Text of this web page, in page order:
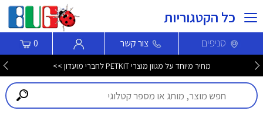
כל הקטגוריות
סניפים צור קשר 0
מחיר מיוחד על מגוון מוצרי PETKIT לחברי מועדון >>